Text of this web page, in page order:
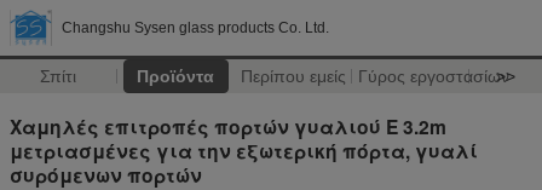
Changshu Sysen glass products Co. Ltd.
Σπίτι Προϊόντα Περίπου εμείς Γύρος εργοστασίων
>>
Χαμηλές επιτροπές πορτών γυαλιού Ε 3.2m
μετριασμένες για την εξωτερική πόρτα, γυαλί
συρόμενων πορτών